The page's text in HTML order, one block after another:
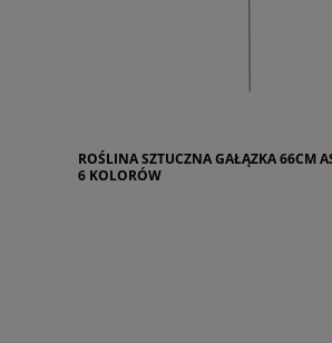
ROŚLINA SZTUCZNA GAŁĄZKA 66CM
6 KOLORÓW